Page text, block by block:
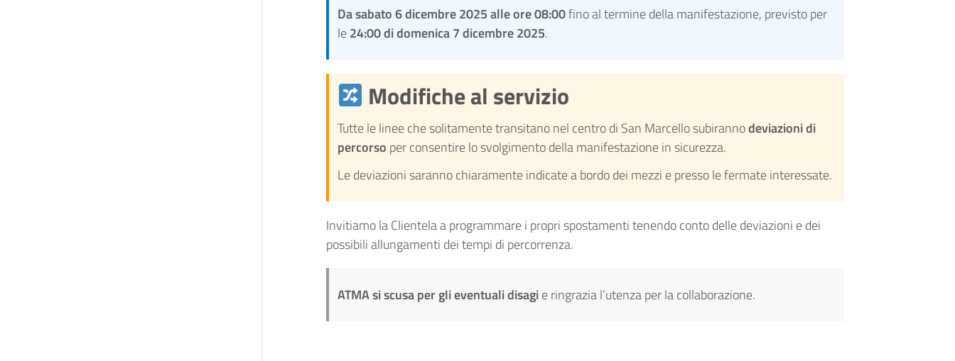
Da sabato 6 dicembre 2025 alle ore 08:00fino al termine della manifestazione, previsto per
le24:00 di domenica 7 dicembre 2025.
Modifiche al servizio
Tutte le linee che solitamente transitano nel centro di San Marcello subirannodeviazioni di
percorso per consentire lo svolgimento della manifestazione in sicurezza.
Le deviazioni saranno chiaramente indicate a bordo dei mezzi e presso le fermate interessate.
Invitiamo la Clientela a programmare i propri spostamenti tenendo conto delle deviazioni e dei
possibili allungamenti dei tempi di percorrenza.
ATMA si scusa per gli eventuali disagie ringrazia l’utenza per la collaborazione.